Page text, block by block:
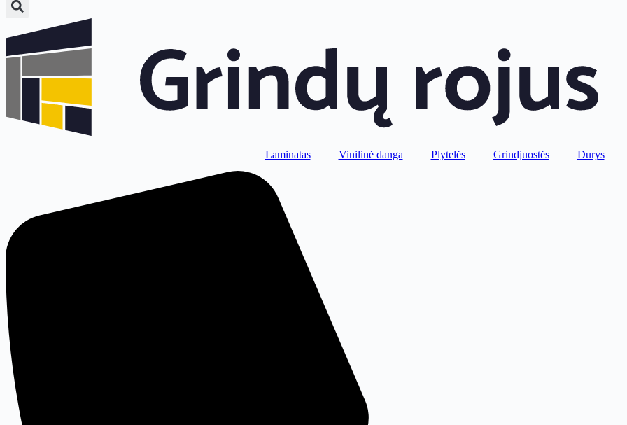
Laminatas Vinilinė danga Plytelės Grindjuostės Durys